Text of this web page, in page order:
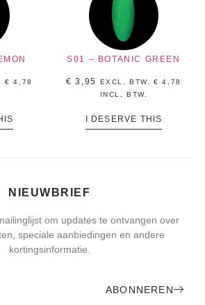
€ 4,78
S01 – BOTANIC GREEN
€ 3,95 EXCL. BTW.€ 4,78
INCL, BTW.
I DESERVE THIS
NIEUWBRIEF
om updates te ontvangen over
speciale aanbiedingen en andere
kortingsinformatie.
ABONNEREN